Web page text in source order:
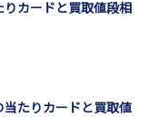
りカードと買取値段相
当たりカードと買取値